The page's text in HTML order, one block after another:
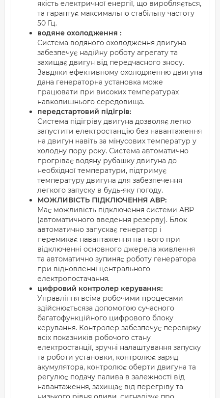
якість електричної енергії, що виробляється,
та гарантує максимально стабільну частоту
50 Гц.
водяне охолодження :
Система водяного охолодження двигуна
забезпечує надійну роботу агрегату та
захищає двигун від передчасного зносу.
Завдяки ефективному охолодженню двигуна
дана генераторна установка може
працювати при високих температурах
навколишнього середовища.
передстартовий підігрів:
Система підігріву двигуна дозволяє легко
запустити електростанцію без навантаження
на двигун навіть за мінусових температур у
холодну пору року. Система автоматично
прогріває водяну рубашку двигуна до
необхідної температури, підтримує
температуру двигуна для забезпечення
легкого запуску в будь-яку погоду.
МОЖЛИВІСТЬ ПІДКЛЮЧЕННЯ АВР:
Має можливість підключення системи АВР
(автоматичного введення резерву). Блок
автоматично запускає генератор і
перемикає навантаження на нього при
відключенні основного джерела живлення
та автоматично зупиняє роботу генератора
при відновленні центрального
електропостачання.
цифровий контролер керування:
Управління всіма робочими процесами
здійснюєтьсяза допомогою сучасного
багатофункційного цифрового блоку
керування. Контролер забезпечує перевірку
всіх показників робочого стану
електростанції, зручні налаштування запуску
та роботи установки, контролює заряд
акумулятора, контролює оберти двигуна та
регулює подачу палива в залежності від
навантаження, захищає від перегріву та